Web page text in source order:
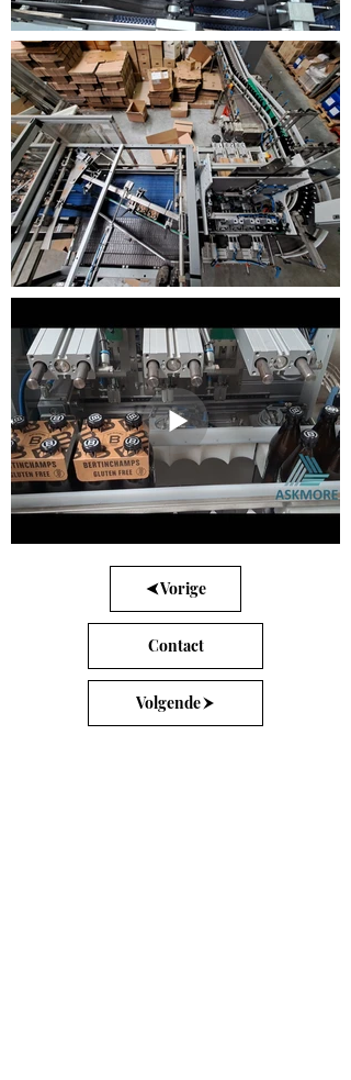
Vorige
Contact
Volgende